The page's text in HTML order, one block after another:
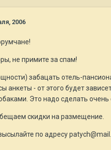
2006
не примите за спам!
забацать отель-
анкеты - от этого будет
Это надо сделать
скидки на размещение.
по адресу